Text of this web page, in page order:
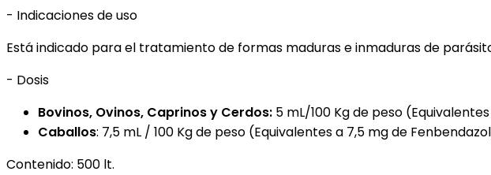
- Indicaciones de uso
Está indicado para el tratamiento de formas maduras e inmaduras de
- Dosis
Bovinos, Ovinos, Caprinos y Cerdos: 5 mL/100 Kg de peso
Caballos: 7,5 mL / 100 Kg de peso (Equivalentes a 7,5 mg de
Contenido: 500 lt.